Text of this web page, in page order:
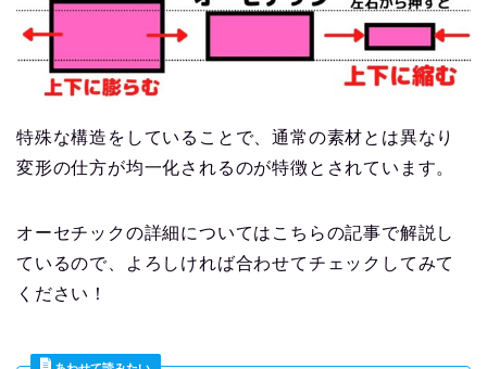
特殊な構造をしていることで、通常の素材とは異なり
変形の仕方が均一化されるのが特徴とされています。
オーセチックの詳細についてはこちらの記事で解説し
ているので、よろしければ合わせてチェックしてみて
ください！